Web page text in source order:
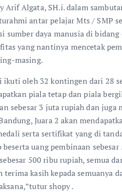
Arif Algata, SH.i. dalam
antar pelajar Mts / SMP
sumber daya manusia di
yang nantinya mencetak
masing.
oleh 32 kontingen dari 28
piala tetap dan piala
sebesar 3 juta rupiah dan
Juara 2 akan
serta sertifikat yang di
uang pembinaan
500 ribu rupiah, semua
kasih kepada semuanya
shopy .